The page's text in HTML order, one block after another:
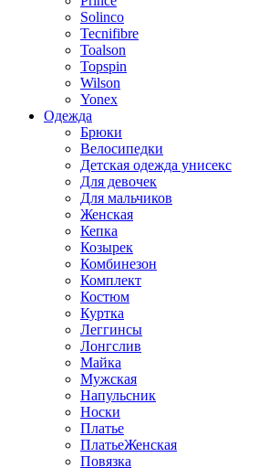
Solinco
Tecnifibre
Toalson
Topspin
Wilson
Yonex
Одежда
Брюки
Велосипедки
Детская одежда унисекс
Для девочек
Для мальчиков
Женская
Кепка
Козырек
Комбинезон
Комплект
Костюм
Куртка
Леггинсы
Лонгслив
Майка
Мужская
Напульсник
Носки
Платье
ПлатьеЖенская
Повязка